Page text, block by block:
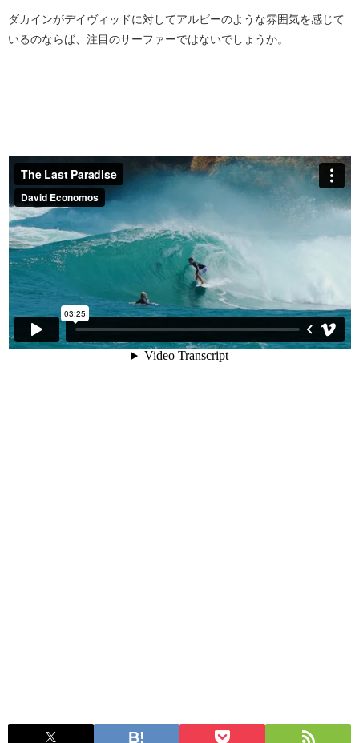
ダカインがデイヴィッドに対してアルビーのような雰囲気を感じて
いるのならば、注目のサーファーではないでしょうか。